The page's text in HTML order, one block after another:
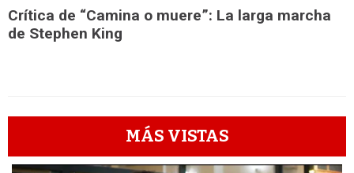
Crítica de “Camina o muere”: La larga marcha
de Stephen King
MÁS VISTAS